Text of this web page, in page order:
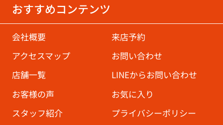
おすすめコンテンツ
会社概要
来店予約
アクセスマップ
お問い合わせ
店舗一覧
LINEからお問い合わせ
お客様の声
お気に入り
スタッフ紹介
プライバシーポリシー